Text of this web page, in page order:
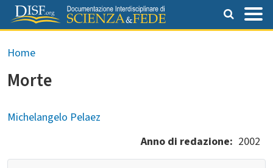
Salta al contenuto principale
Briciole di pane
Home
Morte
Michelangelo Pelaez
Anno di redazione
2002